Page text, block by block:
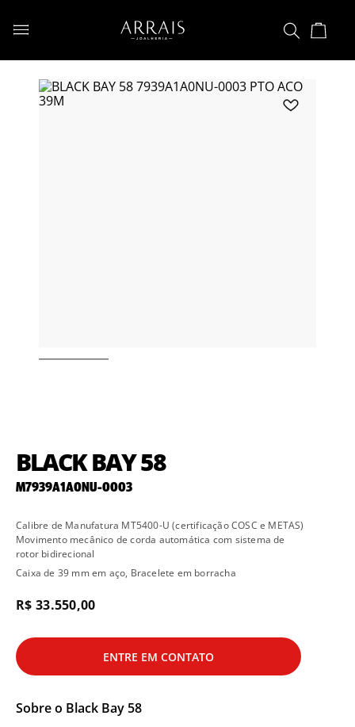
BLACK BAY 58
M7939A1A0NU-0003
Calibre de Manufatura MT5400-U (certificação COSC e METAS)
Movimento mecânico de corda automática com sistema de
rotor bidirecional
Caixa de 39 mm em aço, Bracelete em borracha
R$ 33.550,00
ENTRE EM CONTATO
Sobre o Black Bay 58